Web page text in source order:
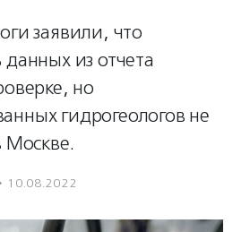
заявили, что
из отчета
но
гидрогеологов не
Москве.
· 10.08.2022